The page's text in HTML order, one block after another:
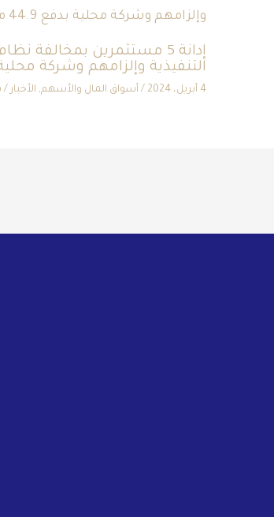
إدانة 5 مستثمرين بمخالفة
التنفيذية وإلزامهم وشركة محلية بدفع 44.9
4 أبريل، 2024 / أسواق المال والأسهم, الأخبار /